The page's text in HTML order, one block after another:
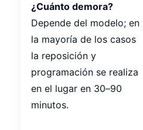
¿Cuánto demora?
Depende del modelo; en
la mayoría de los casos
la reposición y
programación se realiza
en el lugar en 30–90
minutos.